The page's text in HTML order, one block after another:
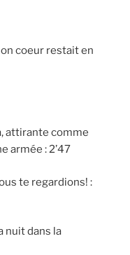
coeur restait en
attirante comme
armée : 2’47
te regardions! :
nuit dans la